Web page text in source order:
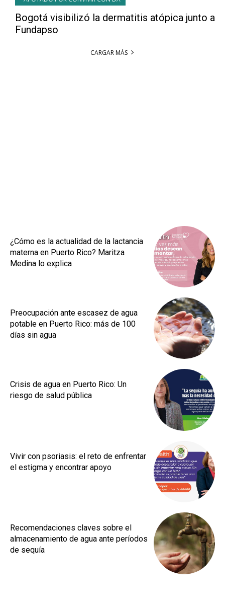
Bogotá visibilizó la dermatitis atópica junto a
Fundapso
CARGAR MÁS
¿Cómo es la actualidad de la lactancia
materna en Puerto Rico? Maritza
Medina lo explica
Preocupación ante escasez de agua
potable en Puerto Rico: más de 100
días sin agua
Crisis de agua en Puerto Rico: Un
riesgo de salud pública
Vivir con psoriasis: el reto de enfrentar
el estigma y encontrar apoyo
Recomendaciones claves sobre el
almacenamiento de agua ante períodos
de sequía